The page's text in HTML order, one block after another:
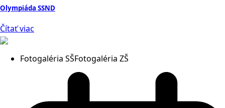
Olympiáda SSND
Čítať viac
Fotogaléria SŠFotogaléria ZŠ